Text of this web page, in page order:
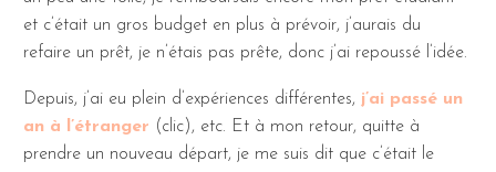
et c’était un gros budget en plus à prévoir, j’aurais du
refaire un prêt, je n’étais pas prête, donc j’ai repoussé l’idée.
Depuis, j’ai eu plein d’expériences différentes, j’ai passé un
an à l’étranger (clic), etc. Et à mon retour, quitte à
prendre un nouveau départ, je me suis dit que c’était le